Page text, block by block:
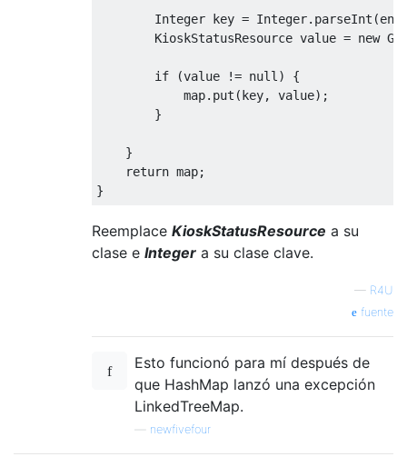
Integer key = Integer. parseInt (
KioskStatusResource value = new
if (value != null )
{
            map
. put (key, value);
}
}
return map;
}
Reemplace KioskStatusResource a su
clase e Integer a su clase clave.
— R4U
fuente
Esto funcionó para mí después de
que HashMap lanzó una excepción
LinkedTreeMap.
newfivefour